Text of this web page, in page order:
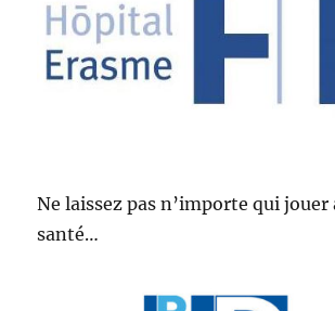
Ne laissez pas n’importe qui jouer
santé…